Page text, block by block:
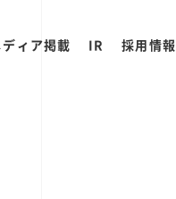
ィア掲載 IR 採用情報